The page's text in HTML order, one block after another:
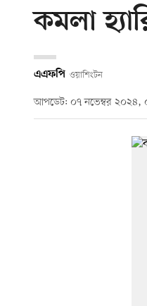
কমলা
এএফপি ওয়াশিংটন
আপডেট: ০৭ নভেম্বর ২০২৪,